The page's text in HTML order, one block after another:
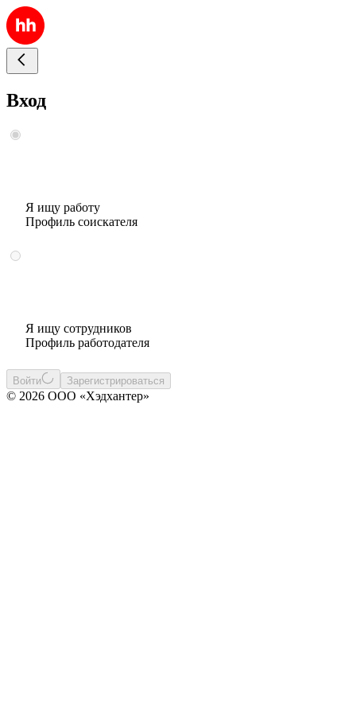
Вход
Я ищу работу
Профиль соискателя
Я ищу сотрудников
Профиль работодателя
Войти Зарегистрироваться
© 2026 ООО «Хэдхантер»